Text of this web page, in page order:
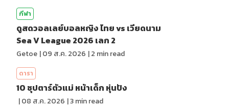
กีฬา
ดูสดวอลเลย์บอลหญิง ไทย vs เวียดนาม
Sea V League 2026 เลก 2
Getoe |09 ส.ค. 2026 |2 min read
ดารา
10 ซุปตาร์ตัวแม่ หน้าเด็ก หุ่นปัง
|08 ส.ค. 2026 |3min read